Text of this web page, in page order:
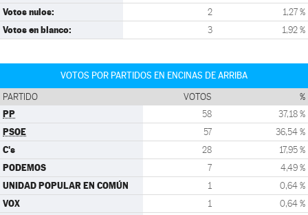
Votos nulos: 2 1,27 %
Votos en blanco: 3 1,92 %
VOTOS POR PARTIDOS EN ENCINAS DE ARRIBA
PARTIDO VOTOS %
PP 58 37,18 %
PSOE 57 36,54 %
C's 28 17,95 %
PODEMOS 7 4,49 %
UNIDAD POPULAR EN COMÚN 1 0,64 %
VOX 1 0,64 %